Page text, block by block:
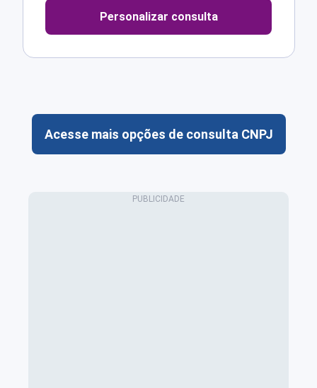
Personalizar consulta
Acesse mais opções de consulta CNPJ